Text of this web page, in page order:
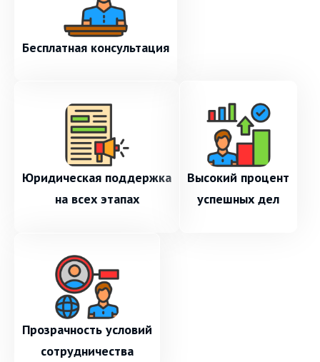
Бесплатная консультация
Юридическая поддержка
на всех этапах
Высокий процент
успешных дел
Прозрачность условий
сотрудничества